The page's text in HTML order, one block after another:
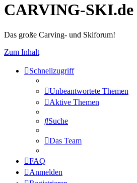
CARVING-SKI.de
Das große Carving- und Skiforum!
Zum Inhalt
Schnellzugriff
Unbeantwortete Themen
Aktive Themen
Suche
Das Team
FAQ
Anmelden